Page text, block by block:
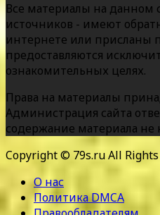
Все материалы на данном
источников - имеют
интернете или присланы
предоставляются
ознакомительных целях.
Права на материалы
Администрация сайта
содержание материала не
Copyright © 79s.ru All Rights
О нас
Политика DMCA